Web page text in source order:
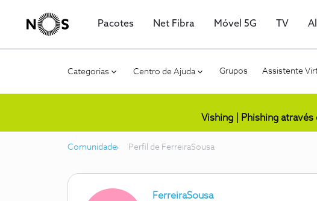
Pacotes Net Fibra Móvel 5G TV
Categorias Centro de Ajuda Grupos Assistente
Vishing | Phishing
Comunidade Perfil de FerreiraSousa
FerreiraSousa